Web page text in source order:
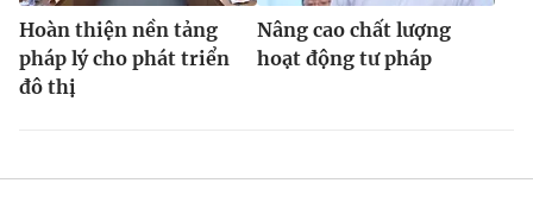
Hoàn thiện nền tảng
pháp lý cho phát triển
đô thị
Nâng cao chất lượng
hoạt động tư pháp